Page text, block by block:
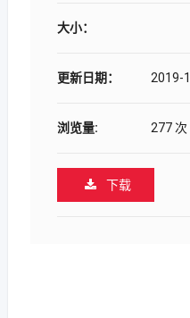
大小：
更新日期： 2019-
浏览量: 277 次
下载